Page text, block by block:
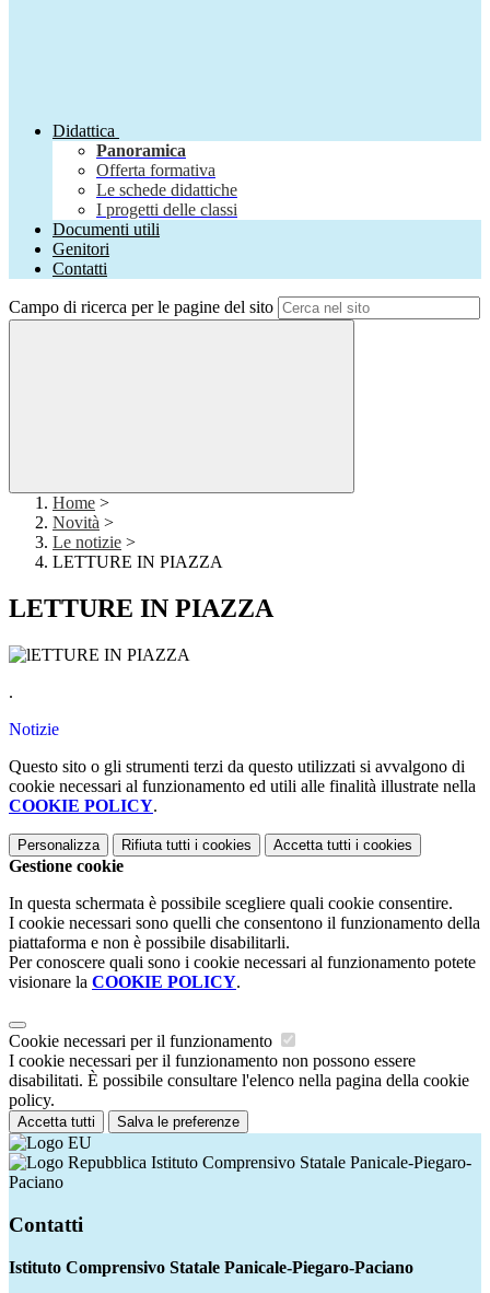
Didattica
Panoramica
Offerta formativa
Le schede didattiche
I progetti delle classi
Documenti utili
Genitori
Contatti
Campo di ricerca per le pagine del sito
Home >
Novità >
Le notizie >
LETTURE IN PIAZZA
LETTURE IN PIAZZA
.
Notizie
Questo sito o gli strumenti terzi da questo utilizzati si avvalgono di
cookie necessari al funzionamento ed utili alle finalità illustrate nella
COOKIE POLICY.
Personalizza Rifiuta tutti i cookies Accetta tutti i cookies
Gestione cookie
In questa schermata è possibile scegliere quali cookie consentire.
I cookie necessari sono quelli che consentono il funzionamento della
piattaforma e non è possibile disabilitarli.
Per conoscere quali sono i cookie necessari al funzionamento potete
visionare la COOKIE POLICY.
Cookie necessari per il funzionamento
I cookie necessari per il funzionamento non possono essere
disabilitati. È possibile consultare l'elenco nella pagina della cookie
policy.
Accetta tutti Salva le preferenze
Istituto Comprensivo Statale Panicale-Piegaro-
Paciano
Contatti
Istituto Comprensivo Statale Panicale-Piegaro-Paciano